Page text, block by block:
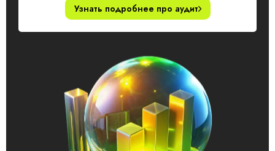
Узнать подробнее про аудит